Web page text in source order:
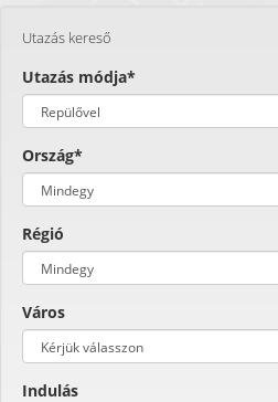
Utazás kereső
Utazás módja*
Ország*
Régió
Város
Indulás